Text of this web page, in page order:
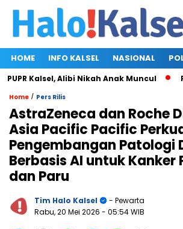
HOME INFO KALSEL NASIONAL
Kalsel, Alibi Nikah Anak Muncul
Home / Pers Rilis
AstraZeneca dan Roche
Asia Pacific Pacific
Pengembangan Patologi
Berbasis AI untuk Kanker
dan Paru
Tim Halo Kalsel
- Pewarta
Rabu, 20 Mei 2026 - 05:54 WIB